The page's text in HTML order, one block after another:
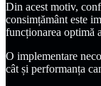
Din acest motiv,
consimțământ este
funcționarea optimă
O implementare
cât și performanța